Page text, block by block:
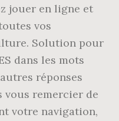
jouer en ligne et
vos
Solution pour
dans les mots
réponses
vous remercier de
votre navigation,